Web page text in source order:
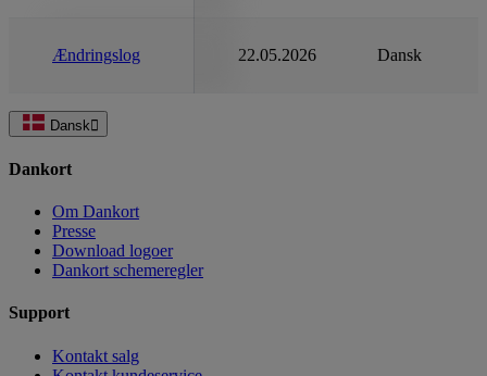
Ændringslog 22.05.2026 Dansk
Dansk
Dankort
Om Dankort
Presse
Download logoer
Dankort schemeregler
Support
Kontakt salg